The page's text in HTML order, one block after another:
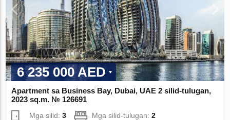
6 235 000 AED
Apartment sa Business Bay, Dubai, UAE 2 silid-tulugan,
2023 sq.m. № 126691
Mga silid:3 Mga silid-tulugan:2